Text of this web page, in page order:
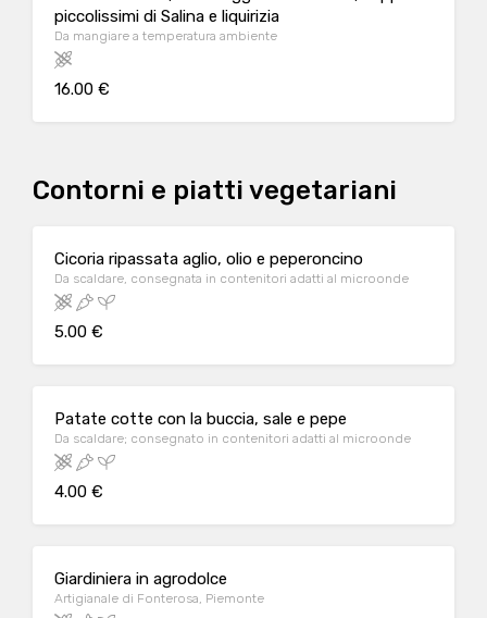
piccolissimi di Salina e liquirizia
Da mangiare a temperatura ambiente
16.00 €
Contorni e piatti vegetariani
Cicoria ripassata aglio, olio e peperoncino
Da scaldare, consegnata in contenitori adatti al microonde
5.00 €
Patate cotte con la buccia, sale e pepe
Da scaldare; consegnato in contenitori adatti al microonde
4.00 €
Giardiniera in agrodolce
Artigianale di Fonterosa, Piemonte